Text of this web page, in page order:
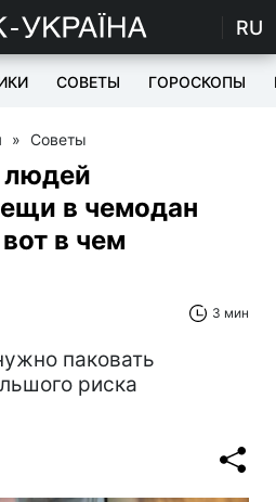
RU
СОВЕТЫ ГОРОСКОПЫ
» Советы
людей
в чемодан
в чем
3 мин
паковать
риска